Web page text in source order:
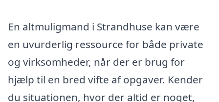
En altmuligmand i Strandhuse kan være
en uvurderlig ressource for både private
og virksomheder, når der er brug for
hjælp til en bred vifte af opgaver. Kender
du situationen, hvor der altid er noget,